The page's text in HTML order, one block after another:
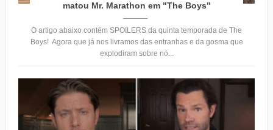
matou Mr. Marathon em "The Boys"
O artigo abaixo contêm SPOILERS da quinta temporada de The
Boys! Agora que já nos livramos das entranhas e da gosma que
explodiram sobre nó...